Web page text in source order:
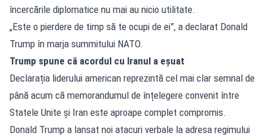
încercările diplomatice nu mai au nicio utilitate.
„Este o pierdere de timp să te ocupi de ei”, a declarat Donald
Trump în marja summitului NATO.
Trump spune că acordul cu Iranul a eșuat
Declarația liderului american reprezintă cel mai clar semnal de
până acum că memorandumul de înțelegere convenit între
Statele Unite și Iran este aproape complet compromis.
Donald Trump a lansat noi atacuri verbale la adresa regimului